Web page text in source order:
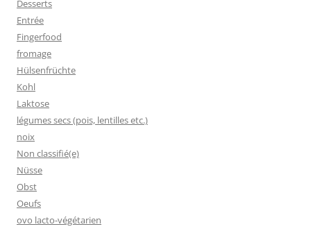
Desserts
Entrée
Fingerfood
fromage
Hülsenfrüchte
Kohl
Laktose
légumes secs (pois, lentilles etc.)
noix
Non classifié(e)
Nüsse
Obst
Oeufs
ovo lacto-végétarien